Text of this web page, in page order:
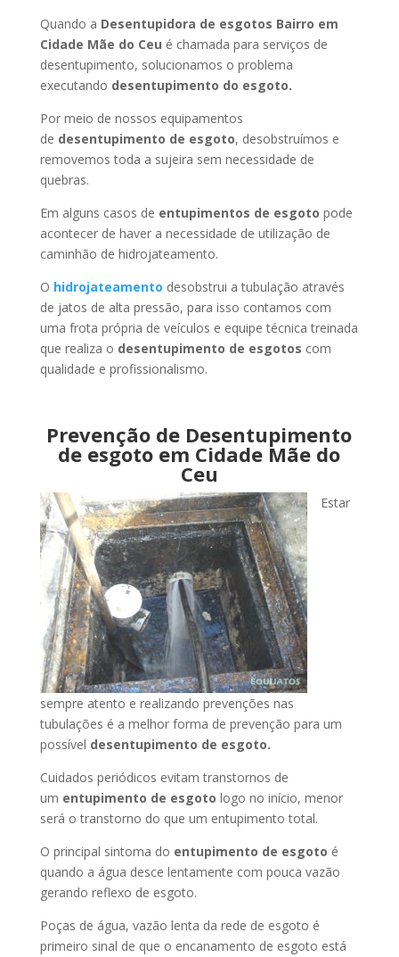
Quando a Desentupidora de esgotos Bairro em
Cidade Mãe do Ceu é chamada para serviços de
desentupimento, solucionamos o problema
executando desentupimento do esgoto.
Por meio de nossos equipamentos
de desentupimento de esgoto, desobstruímos e
removemos toda a sujeira sem necessidade de
quebras.
Em alguns casos de entupimentos de esgoto pode
acontecer de haver a necessidade de utilização de
caminhão de hidrojateamento.
O hidrojateamento desobstrui a tubulação através
de jatos de alta pressão, para isso contamos com
uma frota própria de veículos e equipe técnica treinada
que realiza o desentupimento de esgotos com
qualidade e profissionalismo.
Prevenção de Desentupimento
de esgoto em Cidade Mãe do
Ceu
Estar
sempre atento e realizando prevenções nas
tubulações é a melhor forma de prevenção para um
possível desentupimento de esgoto.
Cuidados periódicos evitam transtornos de
um entupimento de esgoto logo no início, menor
será o transtorno do que um entupimento total.
O principal sintoma do entupimento de esgoto é
quando a água desce lentamente com pouca vazão
gerando reflexo de esgoto.
Poças de água, vazão lenta da rede de esgoto é
primeiro sinal de que o encanamento de esgoto está